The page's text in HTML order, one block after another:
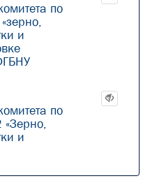
по
и
по
«Зерно,
и